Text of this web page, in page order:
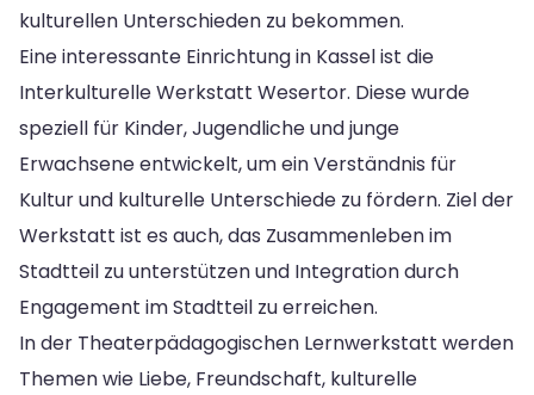
kulturellen Unterschieden zu bekommen.
Eine interessante Einrichtung in Kassel ist die
Interkulturelle Werkstatt Wesertor. Diese wurde
speziell für Kinder, Jugendliche und junge
Erwachsene entwickelt, um ein Verständnis für
Kultur und kulturelle Unterschiede zu fördern. Ziel der
Werkstatt ist es auch, das Zusammenleben im
Stadtteil zu unterstützen und Integration durch
Engagement im Stadtteil zu erreichen.
In der Theaterpädagogischen Lernwerkstatt werden
Themen wie Liebe, Freundschaft, kulturelle